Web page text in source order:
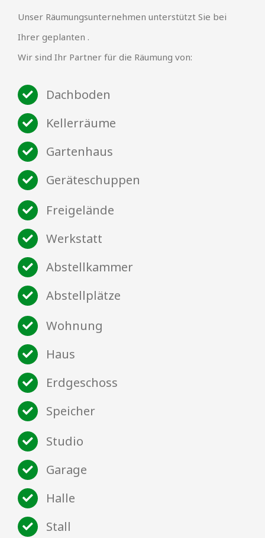
Unser Räumungsunternehmen unterstützt Sie bei
Ihrer geplanten .
Wir sind Ihr Partner für die Räumung von:
Dachboden
Kellerräume
Gartenhaus
Geräteschuppen
Freigelände
Werkstatt
Abstellkammer
Abstellplätze
Wohnung
Haus
Erdgeschoss
Speicher
Studio
Garage
Halle
Stall